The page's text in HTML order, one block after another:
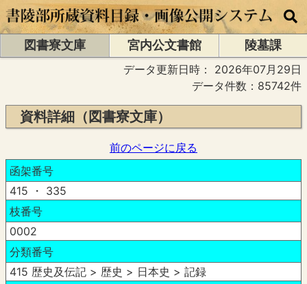
図書寮文庫 宮内公文書館
陵墓課
データ更新日時： 2026年07月29日
データ件数：85742件
資料詳細（図書寮文庫）
前のページに戻る
函架番号
415 ・ 335
枝番号
0002
分類番号
415 歴史及伝記 > 歴史 > 日本史 > 記録